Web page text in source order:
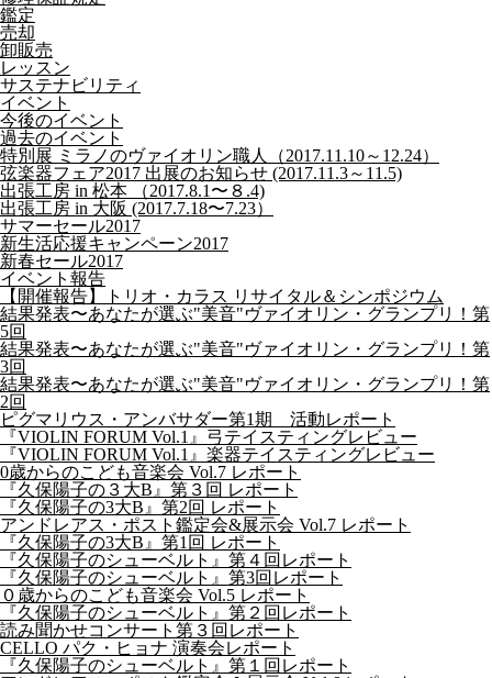
鑑定
売却
卸販売
レッスン
サステナビリティ
イベント
今後のイベント
過去のイベント
特別展 ミラノのヴァイオリン職人（2017.11.10～12.24）
弦楽器フェア2017 出展のお知らせ (2017.11.3～11.5)
出張工房 in 松本 （2017.8.1〜８.4)
出張工房 in 大阪 (2017.7.18〜7.23）
サマーセール2017
新生活応援キャンペーン2017
新春セール2017
イベント報告
【開催報告】トリオ・カラス リサイタル＆シンポジウム
結果発表〜あなたが選ぶ"美音"ヴァイオリン・グランプリ！第
5回
結果発表〜あなたが選ぶ"美音"ヴァイオリン・グランプリ！第
3回
結果発表〜あなたが選ぶ"美音"ヴァイオリン・グランプリ！第
2回
ピグマリウス・アンバサダー第1期 活動レポート
『VIOLIN FORUM Vol.1』弓テイスティングレビュー
『VIOLIN FORUM Vol.1』楽器テイスティングレビュー
0歳からのこども音楽会 Vol.7 レポート
『久保陽子の３大B』第３回 レポート
『久保陽子の3大B』第2回 レポート
アンドレアス・ポスト鑑定会&展示会 Vol.7 レポート
『久保陽子の3大B』第1回 レポート
『久保陽子のシューベルト』第４回レポート
『久保陽子のシューベルト』第3回レポート
０歳からのこども音楽会 Vol.5 レポート
『久保陽子のシューベルト』第２回レポート
読み聞かせコンサート第３回レポート
CELLO パク・ヒョナ 演奏会レポート
『久保陽子のシューベルト』第１回レポート